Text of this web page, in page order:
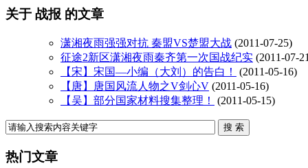
关于 战报 的文章
潇湘夜雨强强对抗 秦盟VS楚盟大战 (2011-07-25)
征途2新区潇湘夜雨秦齐第一次国战纪实 (2011-07-
【宋】宋国—小编（大刘）的告白！
(2011-05-16)
【唐】唐国风流人物之V剑心V (2011-05-16)
【吴】部分国家材料搜集整理！
(2011-05-15)
热门文章